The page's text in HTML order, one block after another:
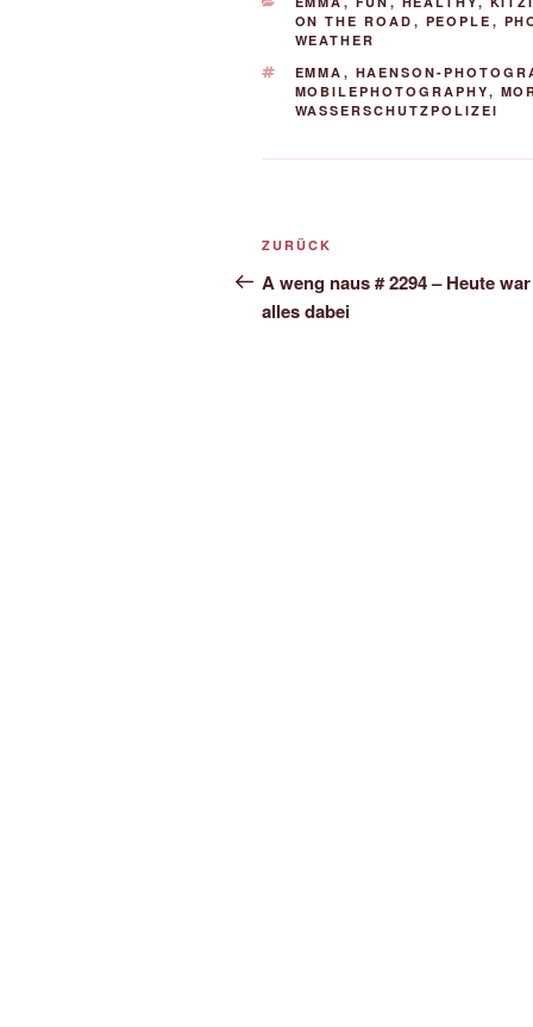
ON THE ROAD , PEOPLE ,
WEATHER
SCHLAGWÖRTER
EMMA , HAENSON-
MOBILEPHOTOGRAPHY,
WASSERSCHUTZPOLIZEI
Beitrags-
Navigation
Vorheriger
Beitrag
ZURÜCK
A weng naus # 2294 – Heute
alles dabei